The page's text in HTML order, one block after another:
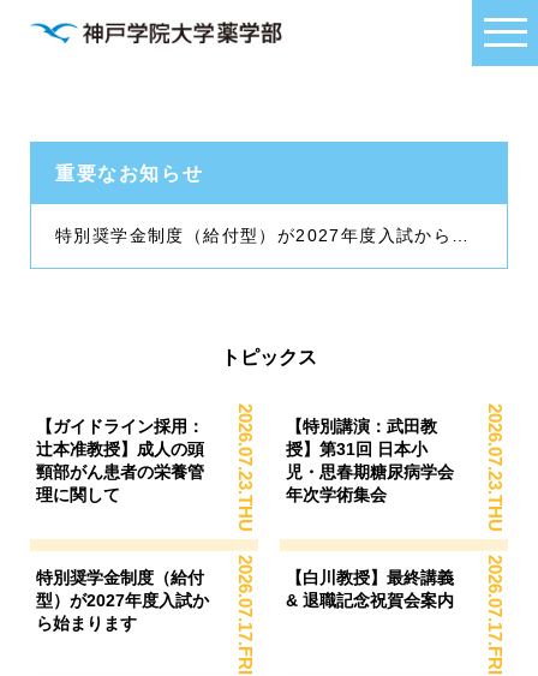
重要なお知らせ
トピックス
2026.07.23.THU
【ガイドライン採用：
辻本准教授】成人の頭
頸部がん患者の栄養管
理に関して
2026.07.23.THU
【特別講演：武田教
授】第31回 日本小
児・思春期糖尿病学会
年次学術集会
2026.07.17.FRI
特別奨学金制度（給付
型）が2027年度入試か
ら始まります
2026.07.17.FRI
【白川教授】最終講義
& 退職記念祝賀会案内